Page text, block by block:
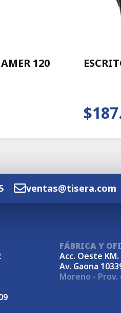
120
ventas@tisera.com
FÁBRICA Y
Acc. Oeste KM.
Av. Gaona
Moreno - Prov.